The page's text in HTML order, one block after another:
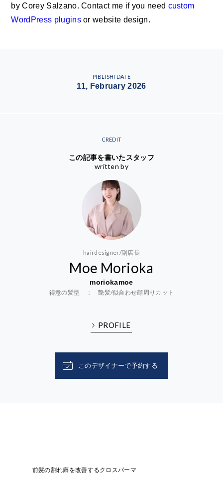
by Corey Salzano. Contact me if you need custom
WordPress pluginsor website design.
PIBLISHI DATE
11, February 2026
CREDIT
この記事を書いたスタッフ
written by
hairdesigner/副店長
Moe Morioka
moriokamoe
得意の髪型 ： 艶髪/似合わせ顔周りカット
PROFILE
このデザイナーで予約する
前髪の割れ癖を改善するクロスパーマ